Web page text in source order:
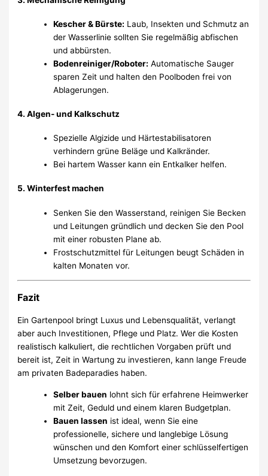
Kescher & Bürste: Laub, Insekten und Schmutz an
der Wasserlinie sollten Sie regelmäßig abfischen
und abbürsten.
Bodenreiniger/Roboter: Automatische Sauger
sparen Zeit und halten den Poolboden frei von
Ablagerungen.
4.Algen- und Kalkschutz
Spezielle Algizide und Härtestabilisatoren
verhindern grüne Beläge und Kalkränder.
Bei hartem Wasser kann ein Entkalker helfen.
5.Winterfest machen
Senken Sie den Wasserstand, reinigen Sie Becken
und Leitungen gründlich und decken Sie den Pool
mit einer robusten Plane ab.
Frostschutzmittel für Leitungen beugt Schäden in
kalten Monaten vor.
Fazit
Ein Gartenpool bringt Luxus und Lebensqualität, verlangt
aber auch Investitionen, Pflege und Platz. Wer die Kosten
realistisch kalkuliert, die rechtlichen Vorgaben prüft und
bereit ist, Zeit in Wartung zu investieren, kann lange Freude
am privaten Badeparadies haben.
Selber bauen lohnt sich für erfahrene Heimwerker
mit Zeit, Geduld und einem klaren Budgetplan.
Bauen lassen ist ideal, wenn Sie eine
professionelle, sichere und langlebige Lösung
wünschen und den Komfort einer schlüsselfertigen
Umsetzung bevorzugen.